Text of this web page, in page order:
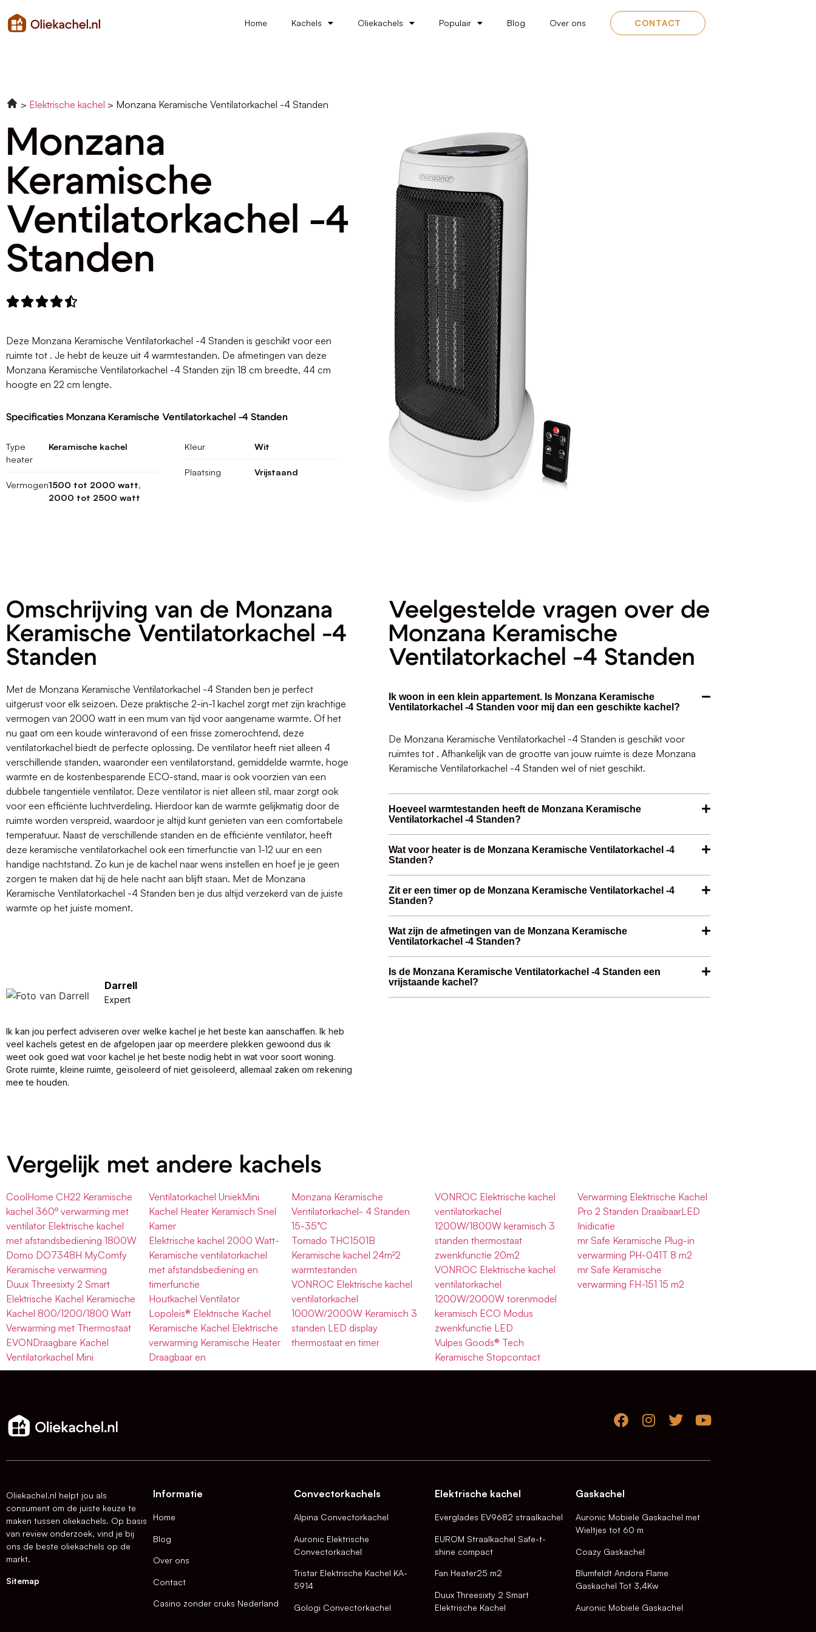
Home Kachels Oliekachels Populair Blog Over ons CONTACT
Elektrische kachel Monzana Keramische Ventilatorkachel -4 Standen
Monzana
Keramische
Ventilatorkachel -4
Standen

Deze Monzana Keramische Ventilatorkachel -4 Standen is geschikt voor een
ruimte tot . Je hebt de keuze uit 4 warmtestanden. De afmetingen van deze
Monzana Keramische Ventilatorkachel -4 Standen zijn 18 cm breedte, 44 cm
hoogte en 22 cm lengte.
Specificaties Monzana Keramische Ventilatorkachel -4 Standen
Type
heater
Keramische kachel
Vermogen1500 tot 2000 watt,
2000 tot 2500 watt
Kleur Wit
Plaatsing Vrijstaand
Omschrijving van de Monzana
Keramische Ventilatorkachel -4
Standen
Met de Monzana Keramische Ventilatorkachel -4 Standen ben je perfect
uitgerust voor elk seizoen. Deze praktische 2-in-1 kachel zorgt met zijn krachtige
vermogen van 2000 watt in een mum van tijd voor aangename warmte. Of het
nu gaat om een koude winteravond of een frisse zomerochtend, deze
ventilatorkachel biedt de perfecte oplossing. De ventilator heeft niet alleen 4
verschillende standen, waaronder een ventilatorstand, gemiddelde warmte, hoge
warmte en de kostenbesparende ECO-stand, maar is ook voorzien van een
dubbele tangentiële ventilator. Deze ventilator is niet alleen stil, maar zorgt ook
voor een efficiënte luchtverdeling. Hierdoor kan de warmte gelijkmatig door de
ruimte worden verspreid, waardoor je altijd kunt genieten van een comfortabele
temperatuur. Naast de verschillende standen en de efficiënte ventilator, heeft
deze keramische ventilatorkachel ook een timerfunctie van 1-12 uur en een
handige nachtstand. Zo kun je de kachel naar wens instellen en hoef je je geen
zorgen te maken dat hij de hele nacht aan blijft staan. Met de Monzana
Keramische Ventilatorkachel -4 Standen ben je dus altijd verzekerd van de juiste
warmte op het juiste moment.
Darrell
Expert
Ik kan jou perfect adviseren over welke kachel je het beste kan aanschaffen. Ik heb
veel kachels getest en de afgelopen jaar op meerdere plekken gewoond dus ik
weet ook goed wat voor kachel je het beste nodig hebt in wat voor soort woning.
Grote ruimte, kleine ruimte, geïsoleerd of niet geïsoleerd, allemaal zaken om rekening
mee te houden.
Veelgestelde vragen over de
Monzana Keramische
Ventilatorkachel -4 Standen
Ik woon in een klein appartement. Is Monzana Keramische
Ventilatorkachel -4 Standen voor mij dan een geschikte kachel?
De Monzana Keramische Ventilatorkachel -4 Standen is geschikt voor
ruimtes tot . Afhankelijk van de grootte van jouw ruimte is deze Monzana
Keramische Ventilatorkachel -4 Standen wel of niet geschikt.
Hoeveel warmtestanden heeft de Monzana Keramische
Ventilatorkachel -4 Standen?
Wat voor heater is de Monzana Keramische Ventilatorkachel -4
Standen?
Zit er een timer op de Monzana Keramische Ventilatorkachel -4
Standen?
Wat zijn de afmetingen van de Monzana Keramische
Ventilatorkachel -4 Standen?
Is de Monzana Keramische Ventilatorkachel -4 Standen een
vrijstaande kachel?
Vergelijk met andere kachels
CoolHome CH22 Keramische
kachel 360º verwarming met
ventilator Elektrische kachel
met afstandsbediening 1800W
Domo DO7348H MyComfy
Keramische verwarming
Duux Threesixty 2 Smart
Elektrische Kachel Keramische
Kachel 800/1200/1800 Watt
Verwarming met Thermostaat
EVONDraagbare Kachel
Ventilatorkachel Mini
Ventilatorkachel UniekMini
Kachel Heater Keramisch Snel
Kamer
Elektrische kachel 2000 Watt-
Keramische ventilatorkachel
met afstandsbediening en
timerfunctie
Houtkachel Ventilator
Lopoleis® Elektrische Kachel
Keramische Kachel Elektrische
verwarming Keramische Heater
Draagbaar en
Monzana Keramische
Ventilatorkachel- 4 Standen
15-35°C
Tomado THC1501B
Keramische kachel 24m²2
warmtestanden
VONROC Elektrische kachel
ventilatorkachel
1000W/2000W Keramisch 3
standen LED display
thermostaat en timer
VONROC Elektrische kachel
ventilatorkachel
1200W/1800W keramisch 3
standen thermostaat
zwenkfunctie 20m2
VONROC Elektrische kachel
ventilatorkachel
1200W/2000W torenmodel
keramisch ECO Modus
zwenkfunctie LED
Vulpes Goods® Tech
Keramische Stopcontact
Verwarming Elektrische Kachel
Pro 2 Standen DraaibaarLED
Inidicatie
mr Safe Keramische Plug-in
verwarming PH-041T 8 m2
mr Safe Keramische
verwarming FH-151 15 m2
Oliekachel.nl helpt jou als
consument om de juiste keuze te
maken tussen oliekachels. Op basis
van review onderzoek, vind je bij
ons de beste oliekachels op de
markt.
Sitemap
Informatie
Home
Blog
Over ons
Contact
Casino zonder cruks Nederland
Convectorkachels
Alpina Convectorkachel
Auronic Elektrische
Convectorkachel
Tristar Elektrische Kachel KA-
5914
Gologi Convectorkachel
Elektrische kachel
Everglades EV9682 straalkachel
EUROM Straalkachel Safe-t-
shine compact
Fan Heater25 m2
Duux Threesixty 2 Smart
Elektrische Kachel
Gaskachel
Auronic Mobiele Gaskachel met
Wieltjes tot 60 m
Coazy Gaskachel
Blumfeldt Andora Flame
Gaskachel Tot 3,4Kw
Auronic Mobiele Gaskachel